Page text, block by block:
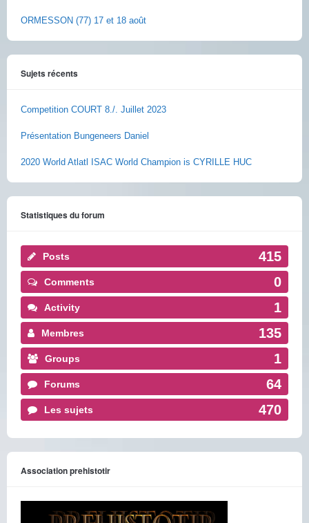
ORMESSON (77) 17 et 18 août
Sujets récents
Competition COURT 8./. Juillet 2023
Présentation Bungeneers Daniel
2020 World Atlatl ISAC World Champion is CYRILLE HUC
Statistiques du forum
Posts 415
Comments 0
Activity 1
Membres 135
Groups 1
Forums 64
Les sujets 470
Association prehistotir